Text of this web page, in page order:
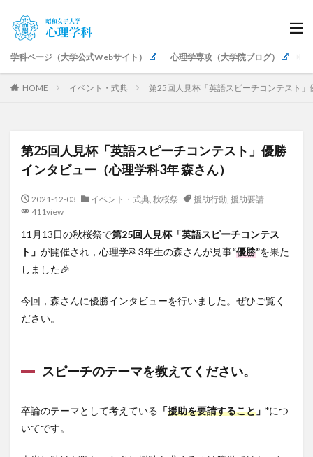
学科ページ（大学公式Webサイト） 心理学専攻（大学院ブログ）
HOME イベント・式典 第25回人見杯「英語スピーチコンテスト
第25回人見杯「英語スピーチコンテスト」優勝
インタビュー（心理学科3年 森さん）
2021-12-03 イベント・式典, 秋桜祭 援助行動, 援助要請
411view
11月13日の秋桜祭で第25回人見杯「英語スピーチコンテス
ト」 が開催され，心理学科3年生の森さんが見事“優勝”を果た
しました🎉
今回，森さんに優勝インタビューを行いました。ぜひご覧く
ださい。
スピーチのテーマを教えてください。
卒論のテーマとして考えている 「援助を要請すること 」*につ
いてです。